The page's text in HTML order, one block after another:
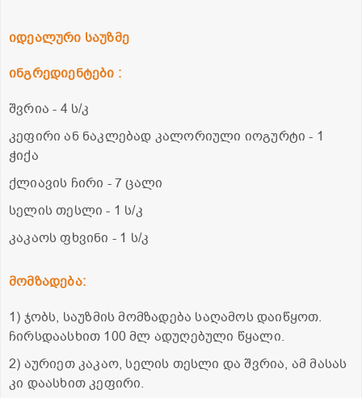
იდეალური საუზმე
ინგრედიენტები :
შვრია - 4 ს/კ
კეფირი ან ნაკლებად კალორიული იოგურტი - 1
ჭიქა
ქლიავის ჩირი - 7 ცალი
სელის თესლი - 1 ს/კ
კაკაოს ფხვინი - 1 ს/კ
მომზადება:
1) ჯობს, საუზმის მომზადება საღამოს დაიწყოთ.
ჩირსდაასხით 100 მლ ადუღებული წყალი.
2) აურიეთ კაკაო, სელის თესლი და შვრია, ამ მასას
კი დაასხით კეფირი.